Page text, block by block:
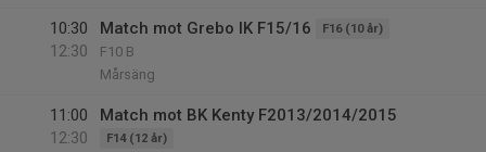
10:30
12:30
Match mot Grebo IK F15/16 F16 (10 år)
F10 B
Mårsäng
11:00
12:30
Match mot BK Kenty F2013/2014/2015
F14 (12 år)